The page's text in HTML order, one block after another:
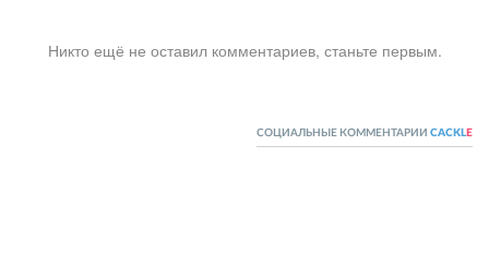
Никто ещё не оставил комментариев, станьте первым.
СОЦИАЛЬНЫЕ КОММЕНТАРИИ CACKL E